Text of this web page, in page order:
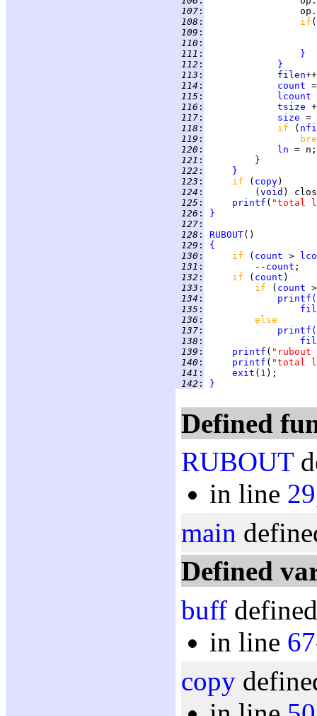
107 :
108 : if
109 :
110 :
111 :
}
112 :
}
113 :
filen
114 : count
115 : lcount
116 : tsize
117 : size =
118 : if (
119 :
120 :
ln
121 :
}
122 :
}
123 : if ( copy
124 :
         (
void
125 : printf ( "total
126 :
}
127 :
128 : RUBOUT
129 :
{
130 : if ( count >
131 :
         --
count
132 : if ( count
133 : if ( count
134 : printf (
135 :
136 :
else
137 : printf (
138 :
139 : printf (
140 : printf ( "total
141 : exit ( 1
142 : }
Defined
RUBOUT
in line 29
main
Defined
buff
in line 67
copy